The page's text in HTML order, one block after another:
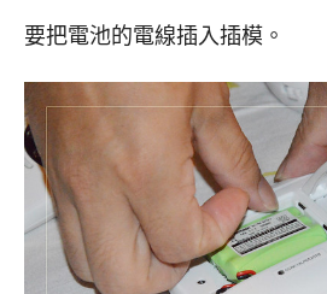
要把電池的電線插入插模。